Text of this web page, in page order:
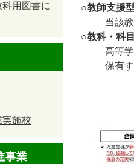
○教師支援型
当該
○教科・科
高等
保有
用図書に
施校
事業